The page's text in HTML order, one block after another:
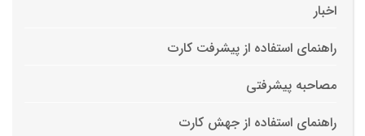
اخبار
راهنمای استفاده از پیشرفت کارت
مصاحبه پیشرفتی
راهنمای استفاده از جهش کارت